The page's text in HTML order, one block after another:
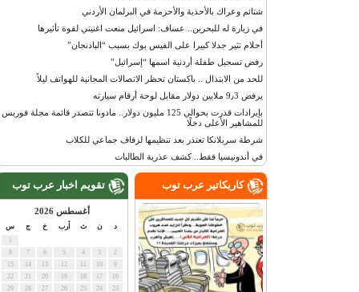
شتائم وعراك بالأحذية والأحزمة في البرلمان الأردني
في زيارة له للبحرين.. عساف: اسرائيل منعت اغنيتي لقوة تأثيرها
أحلام تثير جدلا كبيرا على الفيس بوك بسبب “الباذنجان”
رفض تسجيل طفلة أردنية اسمها “إسرائيل”
للحد من الابتذال .. باكستان تحظر الاتصالات المجانية للهواتف ليلاً
يرفض 9٫3 ملايين دولار مقابل لوحة أرقام سيارته
بإيرادات قدرت بحوالي 125 مليون دولار.. مادونا تتصدر قائمة مجلة فوربس
للمشاهير الأعلى دخلًا
شرطة سريلانكا تعتذر بعد تنظيمها لزفاف جماعي للكلاب
في أندونيسيا فقط.. كشف عذرية الطالبات
تقويم اخبار عرب توب
أغسطس 2026
أرب س
كاريكاتير عرب توب